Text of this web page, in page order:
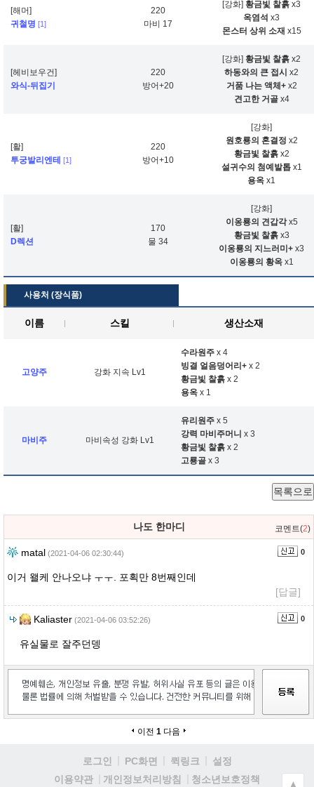
[해머]
귀철명 [1]
220
마비 17
[강화] 황금빛 찰흙 x3
옥염석 x3
몬스터 상위 소재 x15
[헤비보우건]
와식-뒤집기
220
방어+20
[강화] 황금빛 찰흙 x2
하동와의 큰 접시 x2
거품 나는 액체+x2
견고한 거골x4
[활]
투궁발리엔테
[1]
220
방어+10
[강화]
원호룡의 혼결정 x2
황금빛 찰흙x2
설귀수의 첨예발톱x1
용옥 x1
[활]
D렉션
170
물 34
[강화]
이옹룡의 견갑각x5
황금빛 찰흙x3
이옹룡의 지느러미+ x3
이옹룡의 황옥x1
사용처 (장식품)
이름 스킬 생산소재
고양주 강화 지속 Lv1
수라원주 x 4
빙결 얼음덩어리+ x 2
황금빛 찰흙 x 2
용옥 x 1
마비주 마비속성 강화 Lv1
유리원주 x 5
강력 마비주머니 x 3
황금빛 찰흙 x 2
고룡골 x 3
목록으로
나도 한마디 코멘트(2)
matal (2021-04-06 02:30:44) 0
이거 왤케 안나오냐 ㅜㅜ. 포획만 8번째인데
[답글]
Kaliaster (2021-04-06 03:52:26) 0
유실물로 잘주던뎅
이전 1 다음
로그인 PC화면 퀵링크
설정
이용약관
개인정보처리방침
청소년보호정책
▲